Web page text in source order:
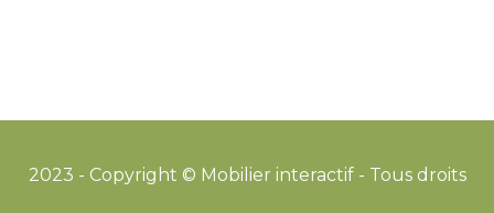
2023 - Copyright © Mobilier interactif - Tous droits